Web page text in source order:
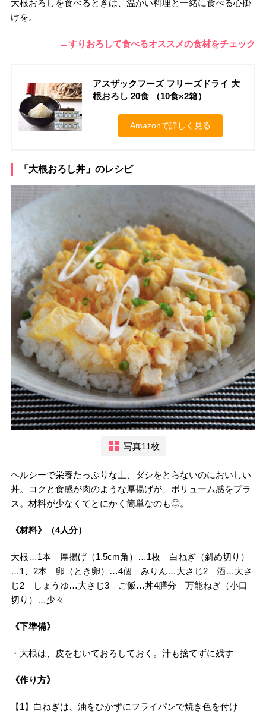
大根おろしを食べるときは、温かい料理と一緒に食べる心掛
けを。
→すりおろして食べるオススメの食材をチェック
アスザックフーズ フリーズドライ 大
根おろし 20食 （10食×2箱）
Amazonで詳しく見る
「大根おろし丼」のレシピ
写真11枚
ヘルシーで栄養たっぷりな上、ダシをとらないのにおいしい
丼。コクと食感が肉のような厚揚げが、ボリューム感をプラ
ス。材料が少なくてとにかく簡単なのも◎。
《材料》（4人分）
大根…1本 厚揚げ（1.5cm角）…1枚 白ねぎ（斜め切り）
…1、2本 卵（とき卵）…4個 みりん…大さじ2 酒…大さ
じ2 しょうゆ…大さじ3 ご飯…丼4膳分 万能ねぎ（小口
切り）…少々
《下準備》
・大根は、皮をむいておろしておく。汁も捨てずに残す
《作り方》
【1】白ねぎは、油をひかずにフライパンで焼き色を付け